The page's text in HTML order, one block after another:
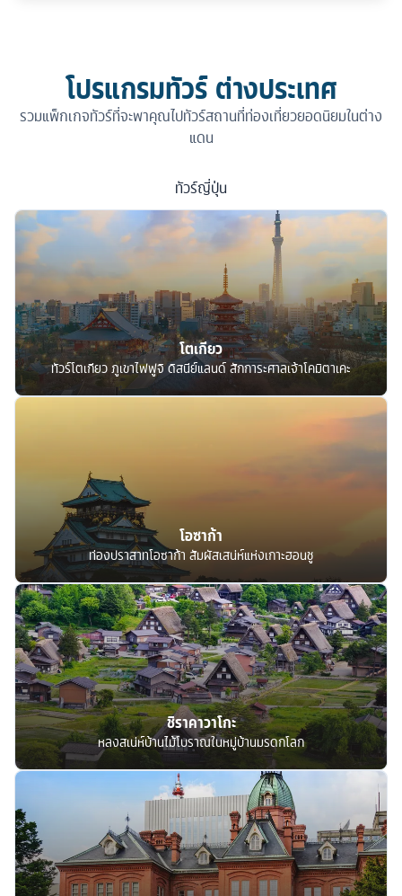
โปรแกรมทัวร์ ต่างประเทศ
รวมแพ็กเกจทัวร์ที่จะพาคุณไปทัวร์สถานที่ท่องเที่ยวยอดนิยมในต่าง
แดน
ทัวร์ญี่ปุ่น
โตเกียว
ทัวร์โตเกียว ภูเขาไฟฟูจิ ดิสนีย์แลนด์ สักการะศาลเจ้าโคมิตาเคะ
โอซาก้า
ท่องปราสาทโอซาก้า สัมผัสเสน่ห์แห่งเกาะฮอนชู
ชิราคาวาโกะ
หลงสเน่ห์บ้านไม้โบราณในหมู่บ้านมรดกโลก